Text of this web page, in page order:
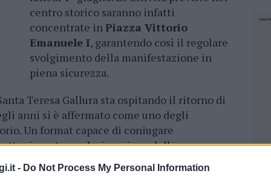
- Do Not Process My Personal Information
centro storico saranno infatti
concentrate inPiazza Vittorio
Emanuele I, garantendo così il regolare
svolgimento della manifestazione in
piena sicurezza.
Teresa Gallura sta ospitando il ritorno di
anni si è affermato come uno degli
Un format capace di coniugare
e valorizzazione delle
e visitatori in un’esperienza